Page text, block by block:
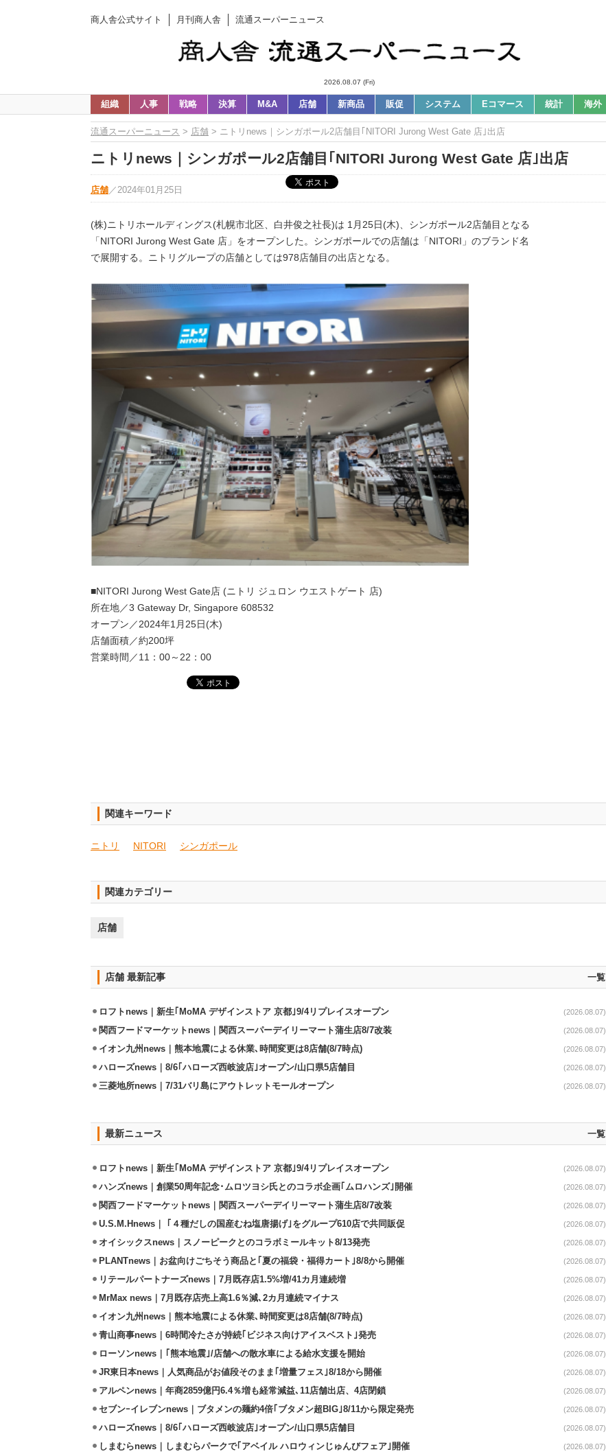
商人舎公式サイト 月刊商人舎 流通スーパーニュース
2026.08.07 (Fri)
組織 人事 戦略 決算 M&A 店舗 新商品 販促 システム Eコマース 統計 海外
流通スーパーニュース > 店舗 > ニトリnews｜シンガポール2店舗⽬｢NITORI Jurong West Gate 店｣出店
ニトリnews｜シンガポール2店舗⽬｢NITORI Jurong West Gate 店｣出店
店舗 ／ 2024年01月25日
(株)ニトリホールディングス(札幌市北区、白井俊之社長)は 1⽉25⽇(⽊)、シンガポール2店舗⽬となる
「NITORI Jurong West Gate 店」をオープンした。シンガポールでの店舗は「NITORI」のブランド名
で展開する。ニトリグループの店舗としては978店舗⽬の出店となる。
■NITORI Jurong West Gate店 (ニトリ ジュロン ウエストゲート 店)
所在地／3 Gateway Dr, Singapore 608532
オープン／2024年1⽉25⽇(⽊)
店舗⾯積／約200坪
営業時間／11：00～22：00
関連キーワード
ニトリ NITORI シンガポール
関連カテゴリー
店舗
店舗 最新記事 一覧
ロフトnews｜新生｢MoMA デザインストア 京都｣9/4リプレイスオープン (2026.08.07)
関西フードマーケットnews｜関西スーパーデイリーマート蒲生店8/7改装 (2026.08.07)
イオン九州news｜熊本地震による休業､時間変更は8店舗(8/7時点) (2026.08.07)
ハローズnews｜8/6｢ハローズ西岐波店｣オープン/山口県5店舗目 (2026.08.07)
三菱地所news｜7/31バリ島にアウトレットモールオープン (2026.08.07)
最新ニュース 一覧
ロフトnews｜新生｢MoMA デザインストア 京都｣9/4リプレイスオープン (2026.08.07)
ハンズnews｜創業50周年記念･ムロツヨシ氏とのコラボ企画｢ムロハンズ｣開催 (2026.08.07)
関西フードマーケットnews｜関西スーパーデイリーマート蒲生店8/7改装 (2026.08.07)
U.S.M.Hnews｜ ｢４種だしの国産むね塩唐揚げ｣をグループ610店で共同販促 (2026.08.07)
オイシックスnews｜スノーピークとのコラボミールキット8/13発売 (2026.08.07)
PLANTnews｜お盆向けごちそう商品と｢夏の福袋・福得カート｣8/8から開催 (2026.08.07)
リテールパートナーズnews｜7月既存店1.5%増/41カ月連続増 (2026.08.07)
MrMax news｜7月既存店売上高1.6％減､2カ月連続マイナス (2026.08.07)
イオン九州news｜熊本地震による休業､時間変更は8店舗(8/7時点) (2026.08.07)
青山商事news｜6時間冷たさが持続｢ビジネス向けアイスベスト｣発売 (2026.08.07)
ローソンnews｜｢熊本地震｣/店舗への散水車による給水支援を開始 (2026.08.07)
JR東日本news｜人気商品がお値段そのまま｢増量フェス｣8/18から開催 (2026.08.07)
アルペンnews｜年商2859億円6.4％増も経常減益､11店舗出店、4店閉鎖 (2026.08.07)
セブンｰイレブンnews｜ブタメンの麺約4倍｢ブタメン超BIG｣8/11から限定発売 (2026.08.07)
ハローズnews｜8/6｢ハローズ西岐波店｣オープン/山口県5店舗目 (2026.08.07)
しまむらnews｜しまむらパークで｢アベイル ハロウィンじゅんびフェア｣開催 (2026.08.07)